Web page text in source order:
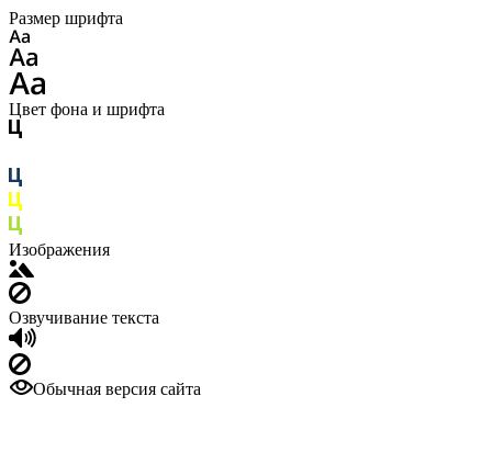
Размер шрифта
Цвет фона и шрифта
Изображения
Озвучивание текста
Обычная версия сайта